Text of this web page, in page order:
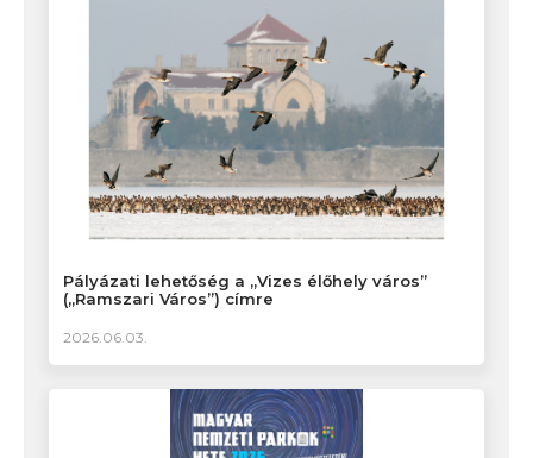
Pályázati lehetőség a „Vizes élőhely város”
(„Ramszari Város”) címre
2026.06.03.